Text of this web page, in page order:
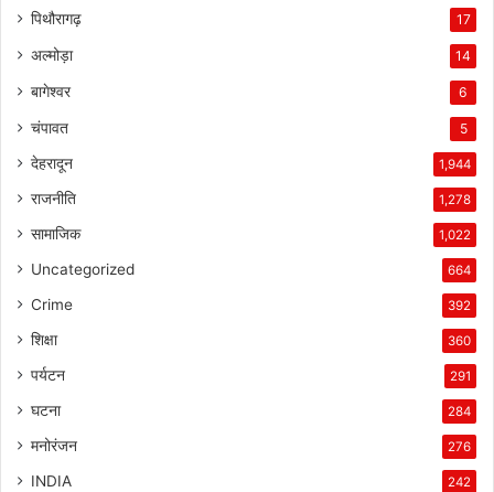
पिथौरागढ़ 17
अल्मोड़ा 14
बागेश्वर 6
चंपावत 5
देहरादून 1,944
राजनीति 1,278
सामाजिक 1,022
Uncategorized 664
Crime 392
शिक्षा 360
पर्यटन 291
घटना 284
मनोरंजन 276
INDIA 242